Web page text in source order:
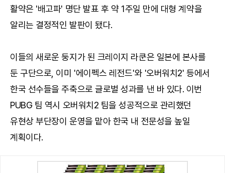
활약은 '배고파' 명단 발표 후 약 1주일 만에 대형 계약을
알리는 결정적인 발판이 됐다.
이들의 새로운 둥지가 된 크레이지 라쿤은 일본에 본사를
둔 구단으로, 이미 '에이펙스 레전드'와 '오버워치2' 등에서
한국 선수들을 주축으로 글로벌 성과를 낸 바 있다. 이번
PUBG 팀 역시 오버워치2 팀을 성공적으로 관리했던
유현상 부단장이 운영을 맡아 한국 내 전문성을 높일
계획이다.